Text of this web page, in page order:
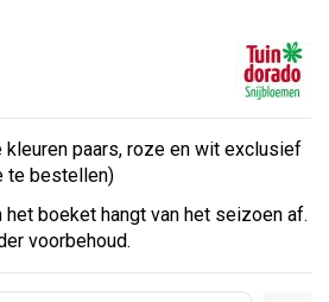
kleuren paars, roze en wit exclusief
te bestellen)
boeket hangt van het seizoen af.
voorbehoud.